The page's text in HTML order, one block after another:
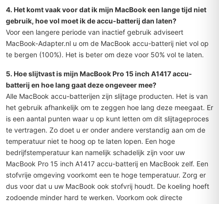
4. Het komt vaak voor dat ik mijn MacBook een lange tijd niet
gebruik, hoe vol moet ik de accu-batterij dan laten?
Voor een langere periode van inactief gebruik adviseert
MacBook-Adapter.nl u om de MacBook accu-batterij niet vol op
te bergen (100%). Het is beter om deze voor 50% vol te laten.
5. Hoe slijtvast is mijn MacBook Pro 15 inch A1417 accu-
batterij en hoe lang gaat deze ongeveer mee?
Alle MacBook accu-batterijen zijn slijtage producten. Het is van
het gebruik afhankelijk om te zeggen hoe lang deze meegaat. Er
is een aantal punten waar u op kunt letten om dit slijtageproces
te vertragen. Zo doet u er onder andere verstandig aan om de
temperatuur niet te hoog op te laten lopen. Een hoge
bedrijfstemperatuur kan namelijk schadelijk zijn voor uw
MacBook Pro 15 inch A1417 accu-batterij en MacBook zelf. Een
stofvrije omgeving voorkomt een te hoge temperatuur. Zorg er
dus voor dat u uw MacBook ook stofvrij houdt. De koeling hoeft
zodoende minder hard te werken. Voorkom ook directe